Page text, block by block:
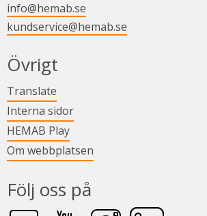
info@hemab.se
kundservice@hemab.se
Övrigt
Translate
Interna sidorLänk till annan webbplats.
HEMAB PlayLänk till annan webbplats.
Om webbplatsen
Följ oss på